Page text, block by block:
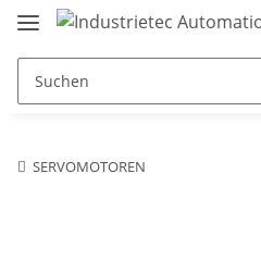
SERVOMOTOREN